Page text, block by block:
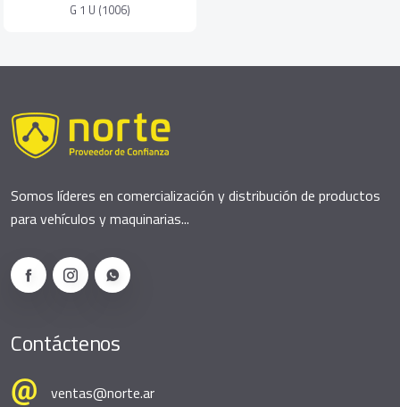
G 1 U (1006)
Somos líderes en comercialización y distribución de productos
para vehículos y maquinarias...
Contáctenos
ventas@norte.ar